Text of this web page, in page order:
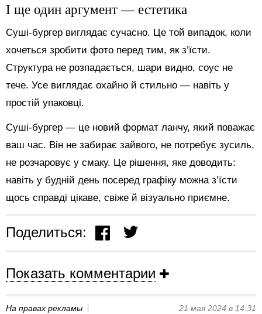
І ще один аргумент — естетика
Суші-бургер виглядає сучасно. Це той випадок, коли
хочеться зробити фото перед тим, як з’їсти.
Структура не розпадається, шари видно, соус не
тече. Усе виглядає охайно й стильно — навіть у
простій упаковці.
Суші-бургер — це новий формат ланчу, який поважає
ваш час. Він не забирає зайвого, не потребує зусиль,
не розчаровує у смаку. Це рішення, яке доводить:
навіть у будній день посеред графіку можна з’їсти
щось справді цікаве, свіже й візуально приємне.
Поделиться:
Показать комментарии
На правах рекламы 21 мая 2024 в 14:31